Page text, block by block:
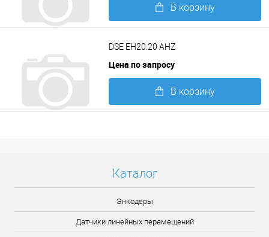
В корзину
DSE EH20.20 AHZ
Цена по запросу
В корзину
Каталог
Энкодеры
Датчики линейных перемещений